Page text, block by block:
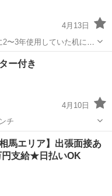
4月13日
〜3年使用していた机にな
傷があります。 引き出し
ス用家具
ー付き
4月10日
チ
具 キャスター
馬エリア】出張面接あ
円支給★日払いOK